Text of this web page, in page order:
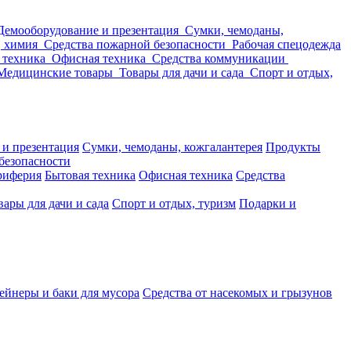
и презентация Сумки, чемоданы,
химия Средства пожарной безопасности Рабочая спецодежда
Офисная техника Средства коммуникации
товары Товары для дачи и сада Спорт и отдых,
презентация Сумки, чемоданы, кожгалантерея Продукты
Бытовая техника Офисная техника Средства
для дачи и сада Спорт и отдых, туризм Подарки и
и баки для мусора Средства от насекомых и грызунов